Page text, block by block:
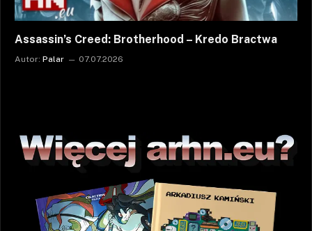
Assassin’s Creed: Brotherhood – Kredo Bractwa
Autor: Palar 07.07.2026